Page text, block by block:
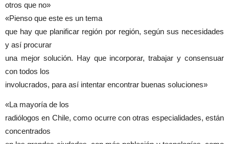
otros que no»
«Pienso que este es un tema
que hay que planificar región por región, según sus necesidades
y así procurar
una mejor solución. Hay que incorporar, trabajar y consensuar
con todos los
involucrados, para así intentar encontrar buenas soluciones»
«La mayoría de los
radiólogos en Chile, como ocurre con otras especialidades, están
concentrados